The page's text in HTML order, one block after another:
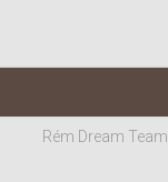
Rém Dream Team